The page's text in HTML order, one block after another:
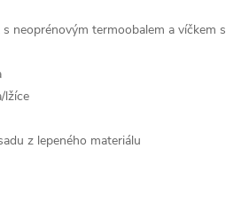
neoprénovým termoobalem a víčkem s
lžíce
z lepeného materiálu